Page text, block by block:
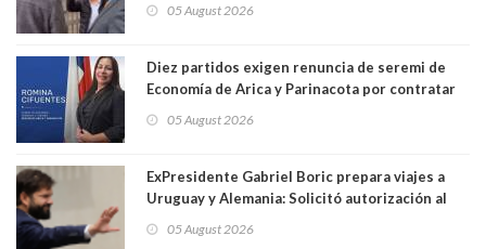
delegado nuevamente arrancando"
05 August 2026
Diez partidos exigen renuncia de seremi de
Economía de Arica y Parinacota por contratar
una militante de RN, detenida con 47 kilos de
05 August 2026
ExPresidente Gabriel Boric prepara viajes a
Uruguay y Alemania: Solicitó autorización al
05 August 2026